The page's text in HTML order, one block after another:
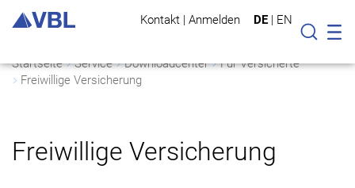
Kontakt | Anmelden DE | EN
Suche
Startseite Service Downloadcenter
Für Versicherte
Freiwillige Versicherung
Freiwillige Versicherung